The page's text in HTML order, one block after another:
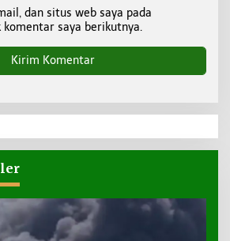
dan situs web saya pada
saya berikutnya.